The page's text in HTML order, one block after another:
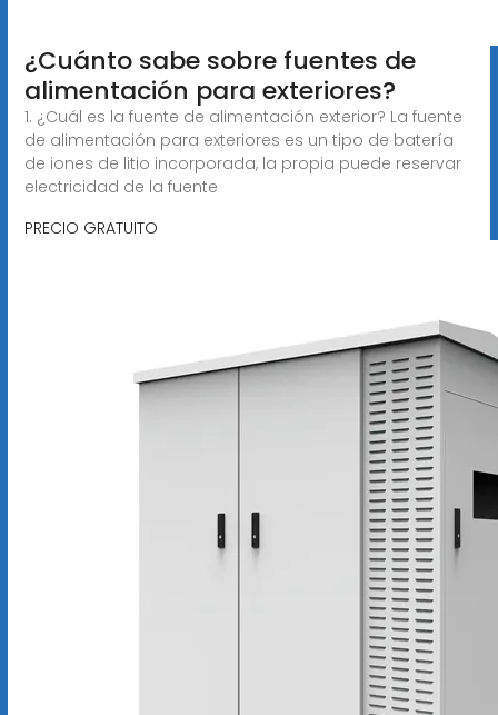
¿Cuánto sabe sobre fuentes de
alimentación para exteriores?
1. ¿Cuál es la fuente de alimentación exterior? La fuente
de alimentación para exteriores es un tipo de batería
de iones de litio incorporada, la propia puede reservar
electricidad de la fuente
PRECIO GRATUITO